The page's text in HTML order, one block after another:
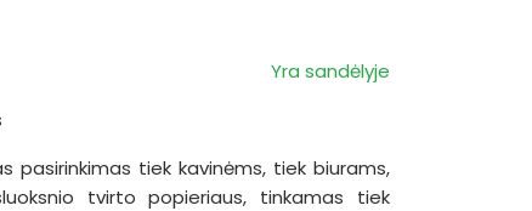
Yra sandėlyje
pasirinkimas tiek kavinėms, tiek biurams,
tvirto popieriaus, tinkamas tiek